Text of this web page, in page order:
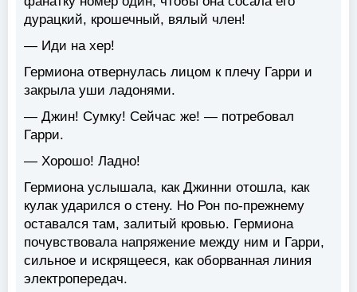
дурацкий, крошечный, вялый член!
— Иди на хер!
Гермиона отвернулась лицом к плечу Гарри и
закрыла уши ладонями.
— Джин! Сумку! Сейчас же! — потребовал
Гарри.
— Хорошо! Ладно!
Гермиона услышала, как Джинни отошла, как
кулак ударился о стену. Но Рон по-прежнему
оставался там, залитый кровью. Гермиона
почувствовала напряжение между ним и Гарри,
сильное и искрящееся, как оборванная линия
электропередач.